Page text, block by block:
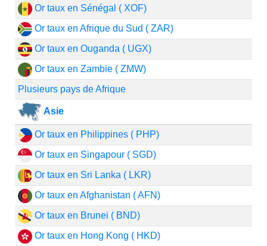
Or taux en Sénégal ( XOF)
Or taux en Afrique du Sud ( ZAR)
Or taux en Ouganda ( UGX)
Or taux en Zambie ( ZMW)
Plusieurs pays de Afrique
Asie
Or taux en Philippines ( PHP)
Or taux en Singapour ( SGD)
Or taux en Sri Lanka ( LKR)
Or taux en Afghanistan ( AFN)
Or taux en Brunei ( BND)
Or taux en Hong Kong ( HKD)